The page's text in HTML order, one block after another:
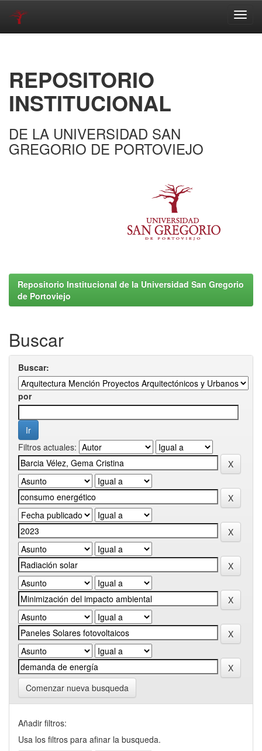
REPOSITORIO
INSTITUCIONAL
DE LA UNIVERSIDAD SAN
GREGORIO DE PORTOVIEJO
Repositorio Institucional de la Universidad San Gregorio
de Portoviejo
Buscar
Buscar:
por
Filtros actuales:
Comenzar nueva busqueda
Añadir filtros:
Usa los filtros para afinar la busqueda.